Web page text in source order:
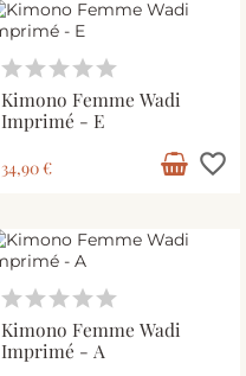
Kimono Femme Wadi
Imprimé - E
34,90 € favorite_border
Kimono Femme Wadi
Imprimé - A